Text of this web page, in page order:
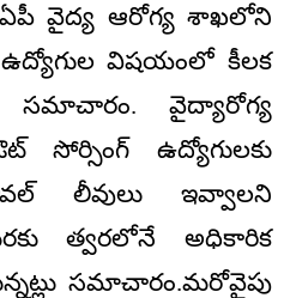
వైద్య ఆరోగ్య శాఖలోని
ఉద్యోగుల విషయంలో కీలక
సమాచారం. వైద్యారోగ్య
సోర్సింగ్ ఉద్యోగులకు
లీవులు ఇవ్వాలని
త్వరలోనే అధికారిక
సమాచారం.మరోవైపు